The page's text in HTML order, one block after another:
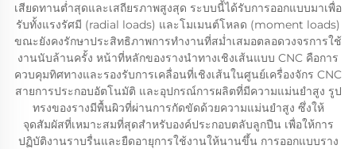
เสียดทานต่ำสุดและเสถียรภาพสูงสุด ระบบนี้ได้รับการออกแบบมาเพื่อ
รับทั้งแรงรัศมี (radial loads) และโมเมนต์โหลด (moment loads)
ขณะยังคงรักษาประสิทธิภาพการทำงานที่สม่ำเสมอตลอดวงจรการใช้
งานนับล้านครั้ง หน้าที่หลักของรางนำทางเชิงเส้นแบบ CNC คือการ
ควบคุมทิศทางและรองรับการเคลื่อนที่เชิงเส้นในศูนย์เครื่องจักร CNC
สายการประกอบอัตโนมัติ และอุปกรณ์การผลิตที่มีความแม่นยำสูง รูป
ทรงของรางมีพื้นผิวที่ผ่านการกัดขัดด้วยความแม่นยำสูง ซึ่งให้
จุดสัมผัสที่เหมาะสมที่สุดสำหรับองค์ประกอบตลับลูกปืน เพื่อให้การ
ปฏิบัติงานราบรื่นและยืดอายุการใช้งานให้นานขึ้น การออกแบบราง